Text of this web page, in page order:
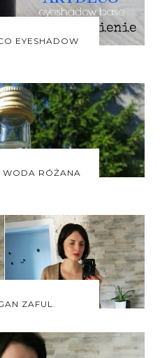
EYESHADOW
RÓŻANA
ZAFUL.